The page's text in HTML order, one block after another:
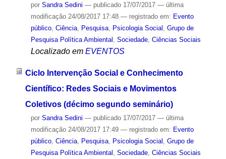
por Sandra Sedini — publicado17/07/2017 — última
modificação24/08/2017 17:48 — registrado em: Evento
público, Ciência, Pesquisa, Psicologia Social
Grupo de
Pesquisa Política Ambiental
Sociedade, Ciências Sociais
Localizado em EVENTOS
Ciclo Intervenção Social e Conhecimento
Científico: Redes Sociais e Movimentos
Coletivos (décimo segundo seminário)
por Sandra Sedini — publicado17/07/2017 — última
modificação24/08/2017 17:49 — registrado em: Evento
público, Ciência, Pesquisa, Psicologia Social Grupo de
Pesquisa Política Ambiental Sociedade, Ciências Sociais